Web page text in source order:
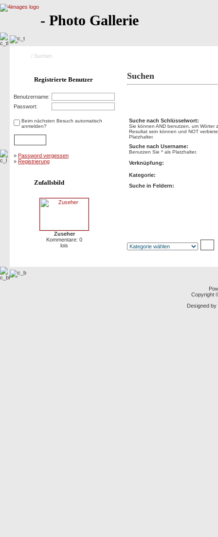
- Photo Gallerie
/ Suchen
Registrierte Benutzer
Benutzername:
Passwort:
Beim nächsten Besuch automatisch
anmelden?
» Password vergessen
» Registrierung
Zufallsbild
Zuseher
Kommentare: 0
lois
Suchen
Suche nach Schlüsselwort:
Sie können AND benutzen, um Wörter
Resultat sein können und NOT
Platzhalter.
Suche nach Username:
Benutzen Sie * als Platzhalter.
Verknüpfung:
Kategorie:
Suche in Feldern:
Copyright
Designed by